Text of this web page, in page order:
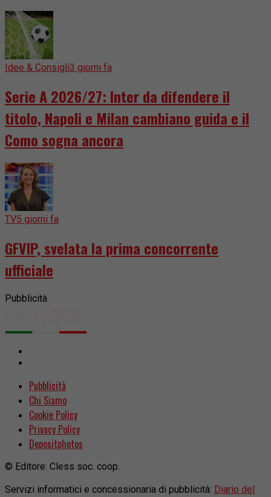
Idee & Consigli3 giorni fa
Serie A 2026/27: Inter da difendere il
titolo, Napoli e Milan cambiano guida e il
Como sogna ancora
TV5 giorni fa
GFVIP, svelata la prima concorrente
ufficiale
Pubblicità
Pubblicità
Chi Siamo
Cookie Policy
Privacy Policy
Depositphotos
© Editore: Cless soc. coop.
Servizi informatici e concessionaria di pubblicità: Diario del